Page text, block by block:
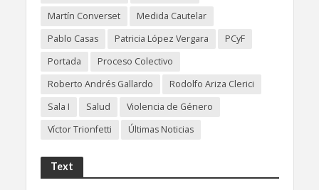
Martín Converset
Medida Cautelar
Pablo Casas
Patricia López Vergara
PCyF
Portada
Proceso Colectivo
Roberto Andrés Gallardo
Rodolfo Ariza Clerici
Sala I
Salud
Violencia de Género
Víctor Trionfetti
Últimas Noticias
Text